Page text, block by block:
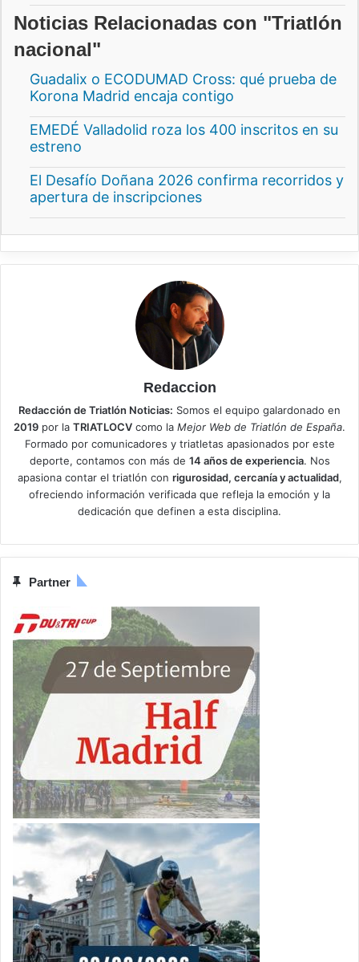
Noticias Relacionadas con "Triatlón
nacional"
Guadalix o ECODUMAD Cross: qué prueba de
Korona Madrid encaja contigo
EMEDÉ Valladolid roza los 400 inscritos en su
estreno
El Desafío Doñana 2026 confirma recorridos y
apertura de inscripciones
Redaccion
Redacción de Triatlón Noticias: Somos el equipo galardonado en
2019 por la TRIATLOCV como la Mejor Web de Triatlón de España.
Formado por comunicadores y triatletas apasionados por este
deporte, contamos con más de 14 años de experiencia. Nos
apasiona contar el triatlón con rigurosidad, cercanía y actualidad,
ofreciendo información verificada que refleja la emoción y la
dedicación que definen a esta disciplina.
Partner